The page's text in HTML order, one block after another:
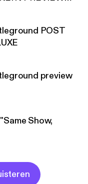
ITUNES AND
POST
preview
Show,